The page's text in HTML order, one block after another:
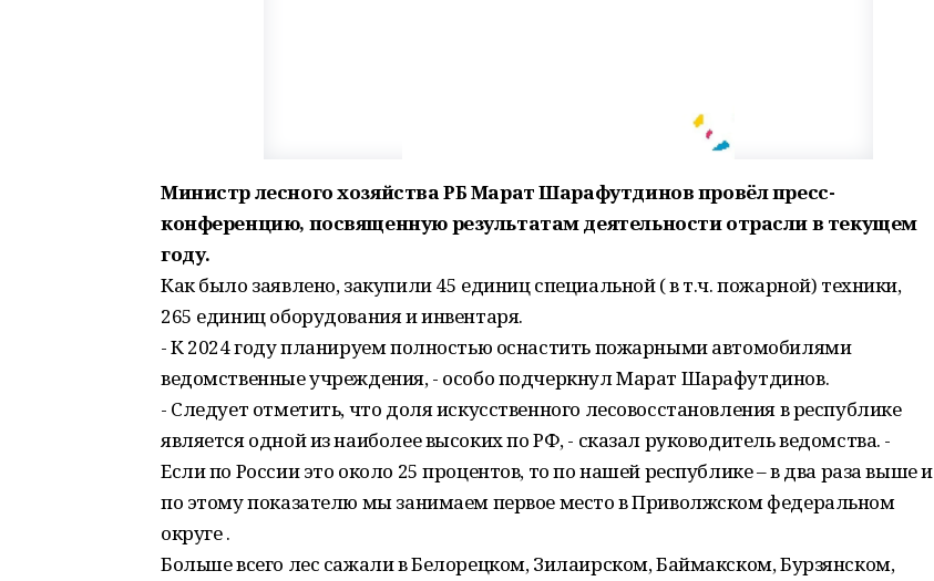
Министр лесного хозяйства РБ Марат Шарафутдинов провёл пресс-
конференцию, посвященную результатам деятельности отрасли в текущем
году.
Как было заявлено, закупили 45 единиц специальной ( в т.ч. пожарной) техники,
265 единиц оборудования и инвентаря.
- К 2024 году планируем полностью оснастить пожарными автомобилями
ведомственные учреждения, - особо подчеркнул Марат Шарафутдинов.
- Следует отметить, что доля искусственного лесовосстановления в республике
является одной из наиболее высоких по РФ, - сказал руководитель ведомства. -
Если по России это около 25 процентов, то по нашей республике – в два раза выше и
по этому показателю мы занимаем первое место в Приволжском федеральном
округе .
Больше всего лес сажали в Белорецком, Зилаирском, Баймакском, Бурзянском,